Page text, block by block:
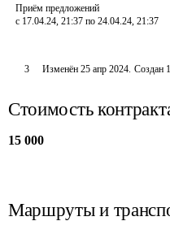
Приём предложений
с 17.04.24, 21:37 по 24.04.24, 21:37
3 Изменён 25 апр 2024. Создан
Стоимость
15 000
Маршруты и